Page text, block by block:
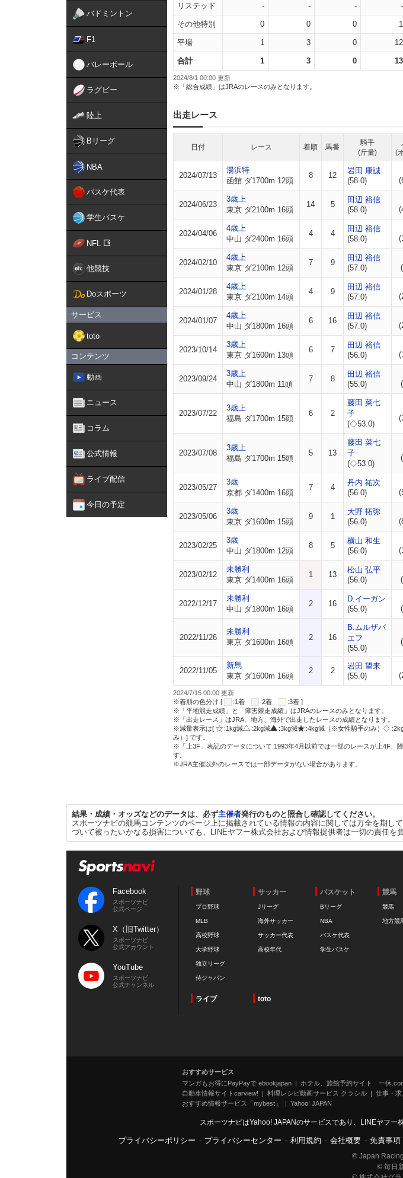
バドミントン
F1
バレーボール
ラグビー
陸上
Bリーグ
NBA
バスケ代表
学生バスケ
NFL
他競技
Doスポーツ
サービス
toto
コンテンツ
動画
ニュース
コラム
公式情報
ライブ配信
今日の予定
リステッド - - - -
その他特別 0 0 0 1
平場 1 3 0 12
合計 1 3 0 13
2024/8/1 00:00 更新
※「総合成績」はJRAのレースのみとなります。
出走レース
日付 レース 着順 馬番
騎手
(斤量)
(
2024/07/13
湯浜特
函館 ダ1700m 12頭
8 12
岩田 康誠
(58.0)
2024/06/23
3歳上
東京 ダ2100m 16頭
14 5
田辺 裕信
(58.0)
2024/04/06
4歳上
中山 ダ2400m 16頭
4 4
田辺 裕信
(58.0)
2024/02/10
4歳上
東京 ダ2100m 12頭
7 9
田辺 裕信
(57.0)
2024/01/28
4歳上
東京 ダ2100m 14頭
4 9
田辺 裕信
(57.0)
2024/01/07
4歳上
中山 ダ1800m 16頭
6 16
田辺 裕信
(57.0)
2023/10/14
3歳上
東京 ダ1600m 13頭
6 7
田辺 裕信
(56.0)
2023/09/24
3歳上
中山 ダ1800m 11頭
7 8
田辺 裕信
(55.0)
2023/07/22
3歳上
福島 ダ1700m 15頭
6 2
藤田 菜七
子
(◇53.0)
2023/07/08
3歳上
福島 ダ1700m 15頭
5 13
藤田 菜七
子
(◇53.0)
2023/05/27
3歳
京都 ダ1400m 16頭
7 4
丹内 祐次
(56.0)
2023/05/06
3歳
東京 ダ1600m 15頭
9 1
大野 拓弥
(56.0)
2023/02/25
3歳
中山 ダ1800m 12頭
8 5
横山 和生
(56.0)
2023/02/12
未勝利
東京 ダ1400m 16頭
1 13
松山 弘平
(56.0)
2022/12/17
未勝利
中山 ダ1800m 16頭
2 16
D.イーガン
(55.0)
2022/11/26
未勝利
東京 ダ1600m 16頭
2 16
B.ムルザバ
エフ
(55.0)
2022/11/05
新馬
東京 ダ1600m 16頭
2 2
岩田 望来
(55.0)
2024/7/15 00:00 更新
※着順の色分け [
:1着 :2着
:3着 ]
※「平地競走成績」と「障害競走成績」はJRAのレースのみとなります。
※「出走レース」はJRA、地方、海外で出走したレースの成績となります。
※減量表示は[
:1kg減 :2kg減 :3kg減 :4kg減（※女性騎手のみ）
み）] です。
※「上3F」表記のデータについて 1993年4月以前では一部のレースが上4F、
す。
※JRA主催以外のレースでは一部データがない場合があります。
結果・成績・オッズなどのデータは、必ず主催者発行のものと照合し確認してください。
スポーツナビの競馬コンテンツのページ上に掲載されている情報の内容に関しては万全を期
づいて被ったいかなる損害についても、LINEヤフー株式会社および情報提供者は一切の責任を
Facebook
スポーツナビ
公式ページ
X（旧Twitter）
スポーツナビ
公式アカウント
YouTube
スポーツナビ
公式チャンネル
野球
プロ野球
MLB
高校野球
大学野球
独立リーグ
侍ジャパン
サッカー
Jリーグ
海外サッカー
サッカー代表
高校年代
バスケット
Bリーグ
NBA
バスケ代表
学生バスケ
競馬
競馬
地方競
ライブ toto
おすすめサービス
マンガもお得にPayPayで ebookjapan
ホテル、旅館予約サイト 一休
自動車情報サイトcarview!
料理レシピ動画サービス クラシル 仕事・求
おすすめ情報サービス「mybest」
Yahoo! JAPAN
スポーツナビはYahoo! JAPANのサービスであり、LINEヤフー
プライバシーポリシー - プライバシーセンター - 利用規約 - 会社概要 - 免責事項
© Japan
© 毎日